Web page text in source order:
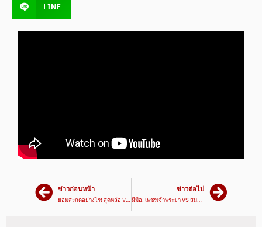
LINE
ข่าวก่อนหน้า
ยอมสะกดอย่างไร! สุดหล่อ VS แป๊ะยิ้ม | ศึกมวยมันส์สนั่นเมืองอุทัย 14 ก.พ. 66
ข่าวต่อไป
ฝีมือ! เพชรเจ้าพระยา VS สมบัติ | ศึกมวยมันส์สนั่นเมืองอุทัย 14 ก.พ. 66